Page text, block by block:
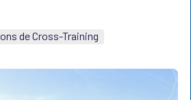
de Cross-Training